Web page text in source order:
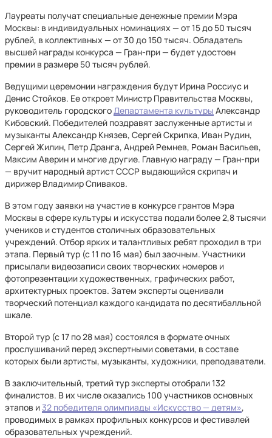
Лауреаты получат специальные денежные премии Мэра
Москвы: в индивидуальных номинациях — от 15 до 50 тысяч
рублей, в коллективных — от 30 до 150 тысяч. Обладатель
высшей награды конкурса — Гран-при — будет удостоен
премии в размере 50 тысяч рублей.
Ведущими церемонии награждения будут Ирина Россиус и
Денис Стойков. Ее откроет Министр Правительства Москвы,
руководитель городскогоДепартамента культуры Александр
Кибовский. Победителей поздравят заслуженные артисты и
музыканты Александр Князев, Сергей Скрипка, Иван Рудин,
Сергей Жилин, Петр Дранга, Андрей Ремнев, Роман Васильев,
Максим Аверин и многие другие. Главную награду — Гран-при
— вручит народный артист СССР выдающийся скрипач и
дирижер Владимир Спиваков.
В этом году заявки на участие в конкурсе грантов Мэра
Москвы в сфере культуры и искусства подали более 2,8 тысячи
учеников и студентов столичных образовательных
учреждений. Отбор ярких и талантливых ребят проходил в три
этапа. Первый тур (с 11 по 16 мая) был заочным. Участники
присылали видеозаписи своих творческих номеров и
фотопрезентации художественных, графических работ,
архитектурных проектов. Затем эксперты оценивали
творческий потенциал каждого кандидата по десятибалльной
шкале.
Второй тур (с 17 по 28 мая) состоялся в формате очных
прослушиваний перед экспертными советами, в составе
которых были артисты, музыканты, художники, преподаватели.
В заключительный, третий тур эксперты отобрали 132
финалистов. В их числе оказались 100 участников основных
этапов и 32 победителя олимпиады «Искусство — детям»,
проводимых в рамках профильных конкурсов и фестивалей
образовательных учреждений.